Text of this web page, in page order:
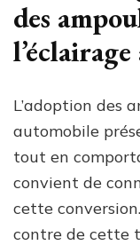
des
L’adoption des
automobile
tout en
convient de
cette
contre de cette